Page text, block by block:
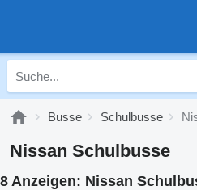
Busse Schulbusse
Nissan Schulbusse
8 Anzeigen: Nissan